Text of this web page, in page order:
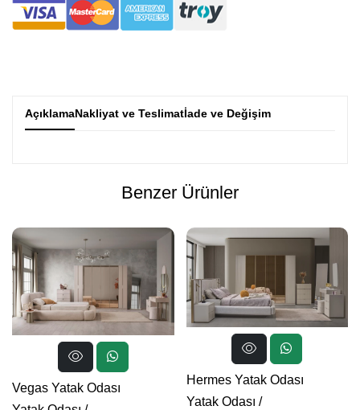
AçıklamaNakliyat ve Teslimatİade ve Değişim
Benzer Ürünler
Vegas Yatak Odası
Hermes Yatak Odası
Yatak Odası /